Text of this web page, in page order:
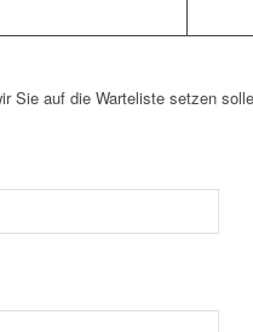
Sie auf die Warteliste setzen